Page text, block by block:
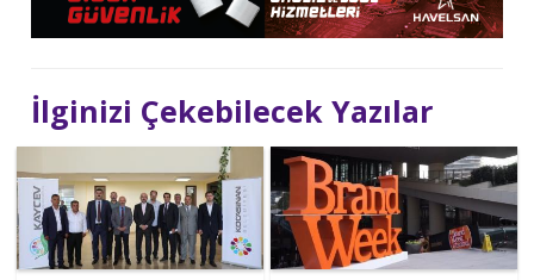
İlginizi Çekebilecek Yazılar